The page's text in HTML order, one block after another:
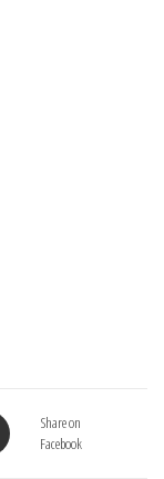
Share on
Facebook